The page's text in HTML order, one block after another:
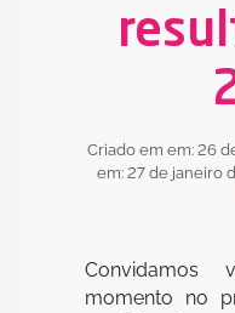
Criado em em: 26
em: 27 de janeiro
momento no